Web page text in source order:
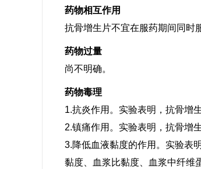
药物相互作用
抗骨增生片不宜在服药期间同时
药物过量
尚不明确。
药物毒理
1.抗炎作用。实验表明，抗骨增
2.镇痛作用。实验表明，抗骨增
3.降低血液黏度的作用。实验表
黏度、血浆比黏度、血浆中纤维